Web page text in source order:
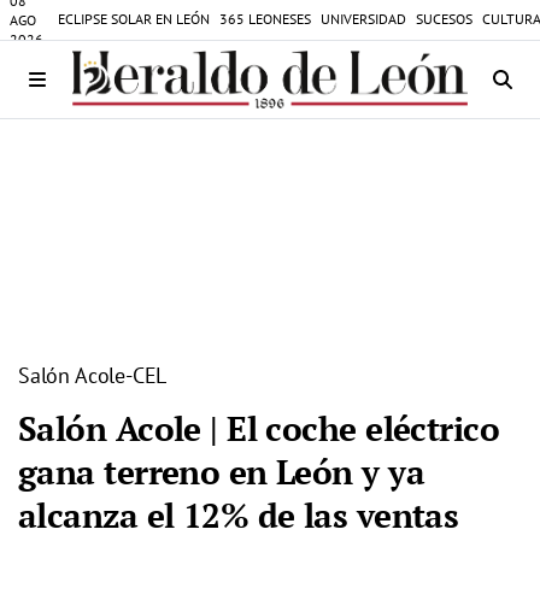
AGO
2026
ECLIPSE SOLAR EN LEÓN 365 LEONESES UNIVERSIDAD SUCESOS
Salón Acole-CEL
Salón Acole | El coche eléctrico
gana terreno en León y ya
alcanza el 12% de las ventas